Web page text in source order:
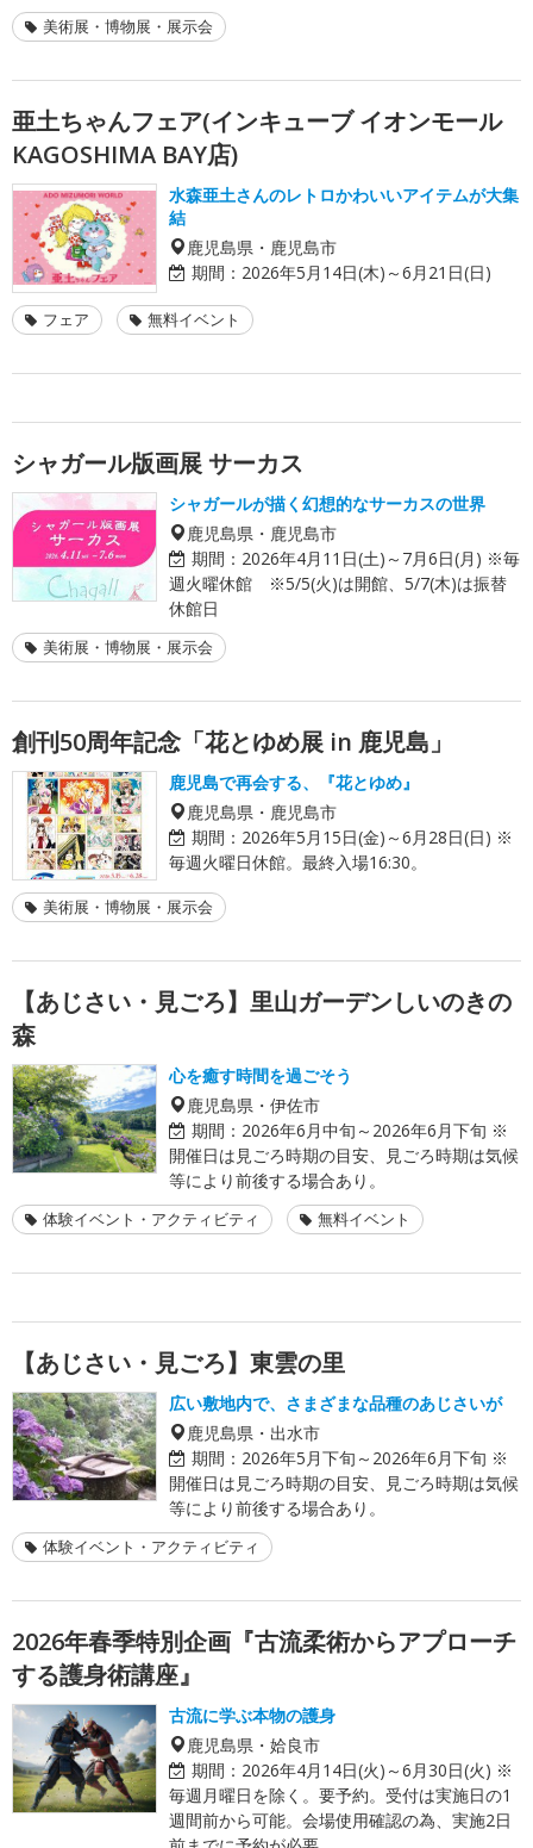
美術展・博物展・展示会
亜土ちゃんフェア(インキューブ イオンモール
KAGOSHIMA BAY店)
水森亜土さんのレトロかわいいアイテムが大集
結
鹿児島県・鹿児島市
期間： 2026年5月14日(木)～6月21日(日)
フェア 無料イベント
シャガール版画展 サーカス
シャガールが描く幻想的なサーカスの世界
鹿児島県・鹿児島市
期間： 2026年4月11日(土)～7月6日(月) ※毎
週火曜休館 ※5/5(火)は開館、5/7(木)は振替
休館日
美術展・博物展・展示会
創刊50周年記念「花とゆめ展 in 鹿児島」
鹿児島で再会する、『花とゆめ』
鹿児島県・鹿児島市
期間： 2026年5月15日(金)～6月28日(日) ※
毎週火曜日休館。最終入場16:30。
美術展・博物展・展示会
【あじさい・見ごろ】里山ガーデンしいのきの
森
心を癒す時間を過ごそう
鹿児島県・伊佐市
期間： 2026年6月中旬～2026年6月下旬 ※
開催日は見ごろ時期の目安、見ごろ時期は気候
等により前後する場合あり。
体験イベント・アクティビティ 無料イベント
【あじさい・見ごろ】東雲の里
広い敷地内で、さまざまな品種のあじさいが
鹿児島県・出水市
期間： 2026年5月下旬～2026年6月下旬 ※
開催日は見ごろ時期の目安、見ごろ時期は気候
等により前後する場合あり。
体験イベント・アクティビティ
2026年春季特別企画『古流柔術からアプローチ
する護身術講座』
古流に学ぶ本物の護身
鹿児島県・姶良市
期間： 2026年4月14日(火)～6月30日(火) ※
毎週月曜日を除く。要予約。受付は実施日の1
週間前から可能。会場使用確認の為、実施2日